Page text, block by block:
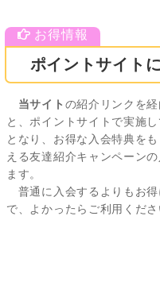
ポイントサイト
当サイト の紹介リンクを
と、ポイントサイトで実施
となり、お得な入会特典を
える友達紹介キャンペーン
ます。
普通に入会するよりもお
で、よかったらご利用くださ